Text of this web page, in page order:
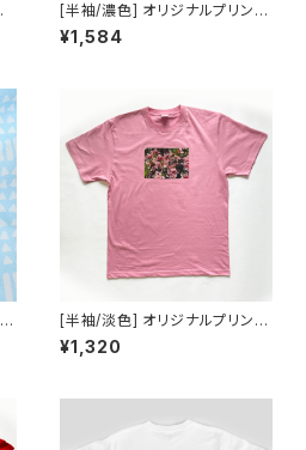
[半袖/濃色] オリジナルプリント
Tシャツ作成 [20枚まで]
¥1,584
[半袖/淡色] オリジナルプリント
Tシャツ作成 [20枚まで]
¥1,320